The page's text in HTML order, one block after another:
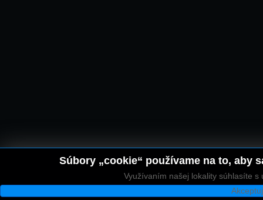
Súbory „cookie“ používame na to, aby
Využívaním našej lokality súhlasíte s